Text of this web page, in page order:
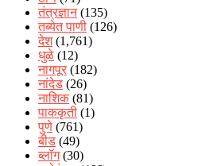
तंत्रज्ञान(135)
तब्येत पाणी (126)
देश(1,761)
धुळे (12)
नागपूर (182)
नांदेड (26)
नाशिक (81)
पाककृती (1)
पुणे (761)
बीड (49)
ब्लॉग(30)